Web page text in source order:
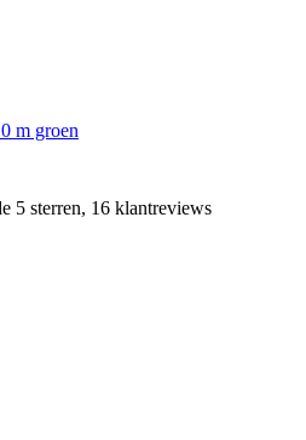
m groen
5 sterren, 16 klantreviews